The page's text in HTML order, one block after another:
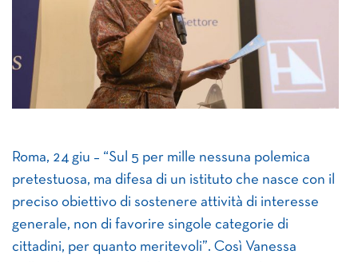
Roma, 24 giu – “Sul 5 per mille nessuna polemica
pretestuosa, ma difesa di un istituto che nasce con il
preciso obiettivo di sostenere attività di interesse
generale, non di favorire singole categorie di
cittadini, per quanto meritevoli”. Così Vanessa